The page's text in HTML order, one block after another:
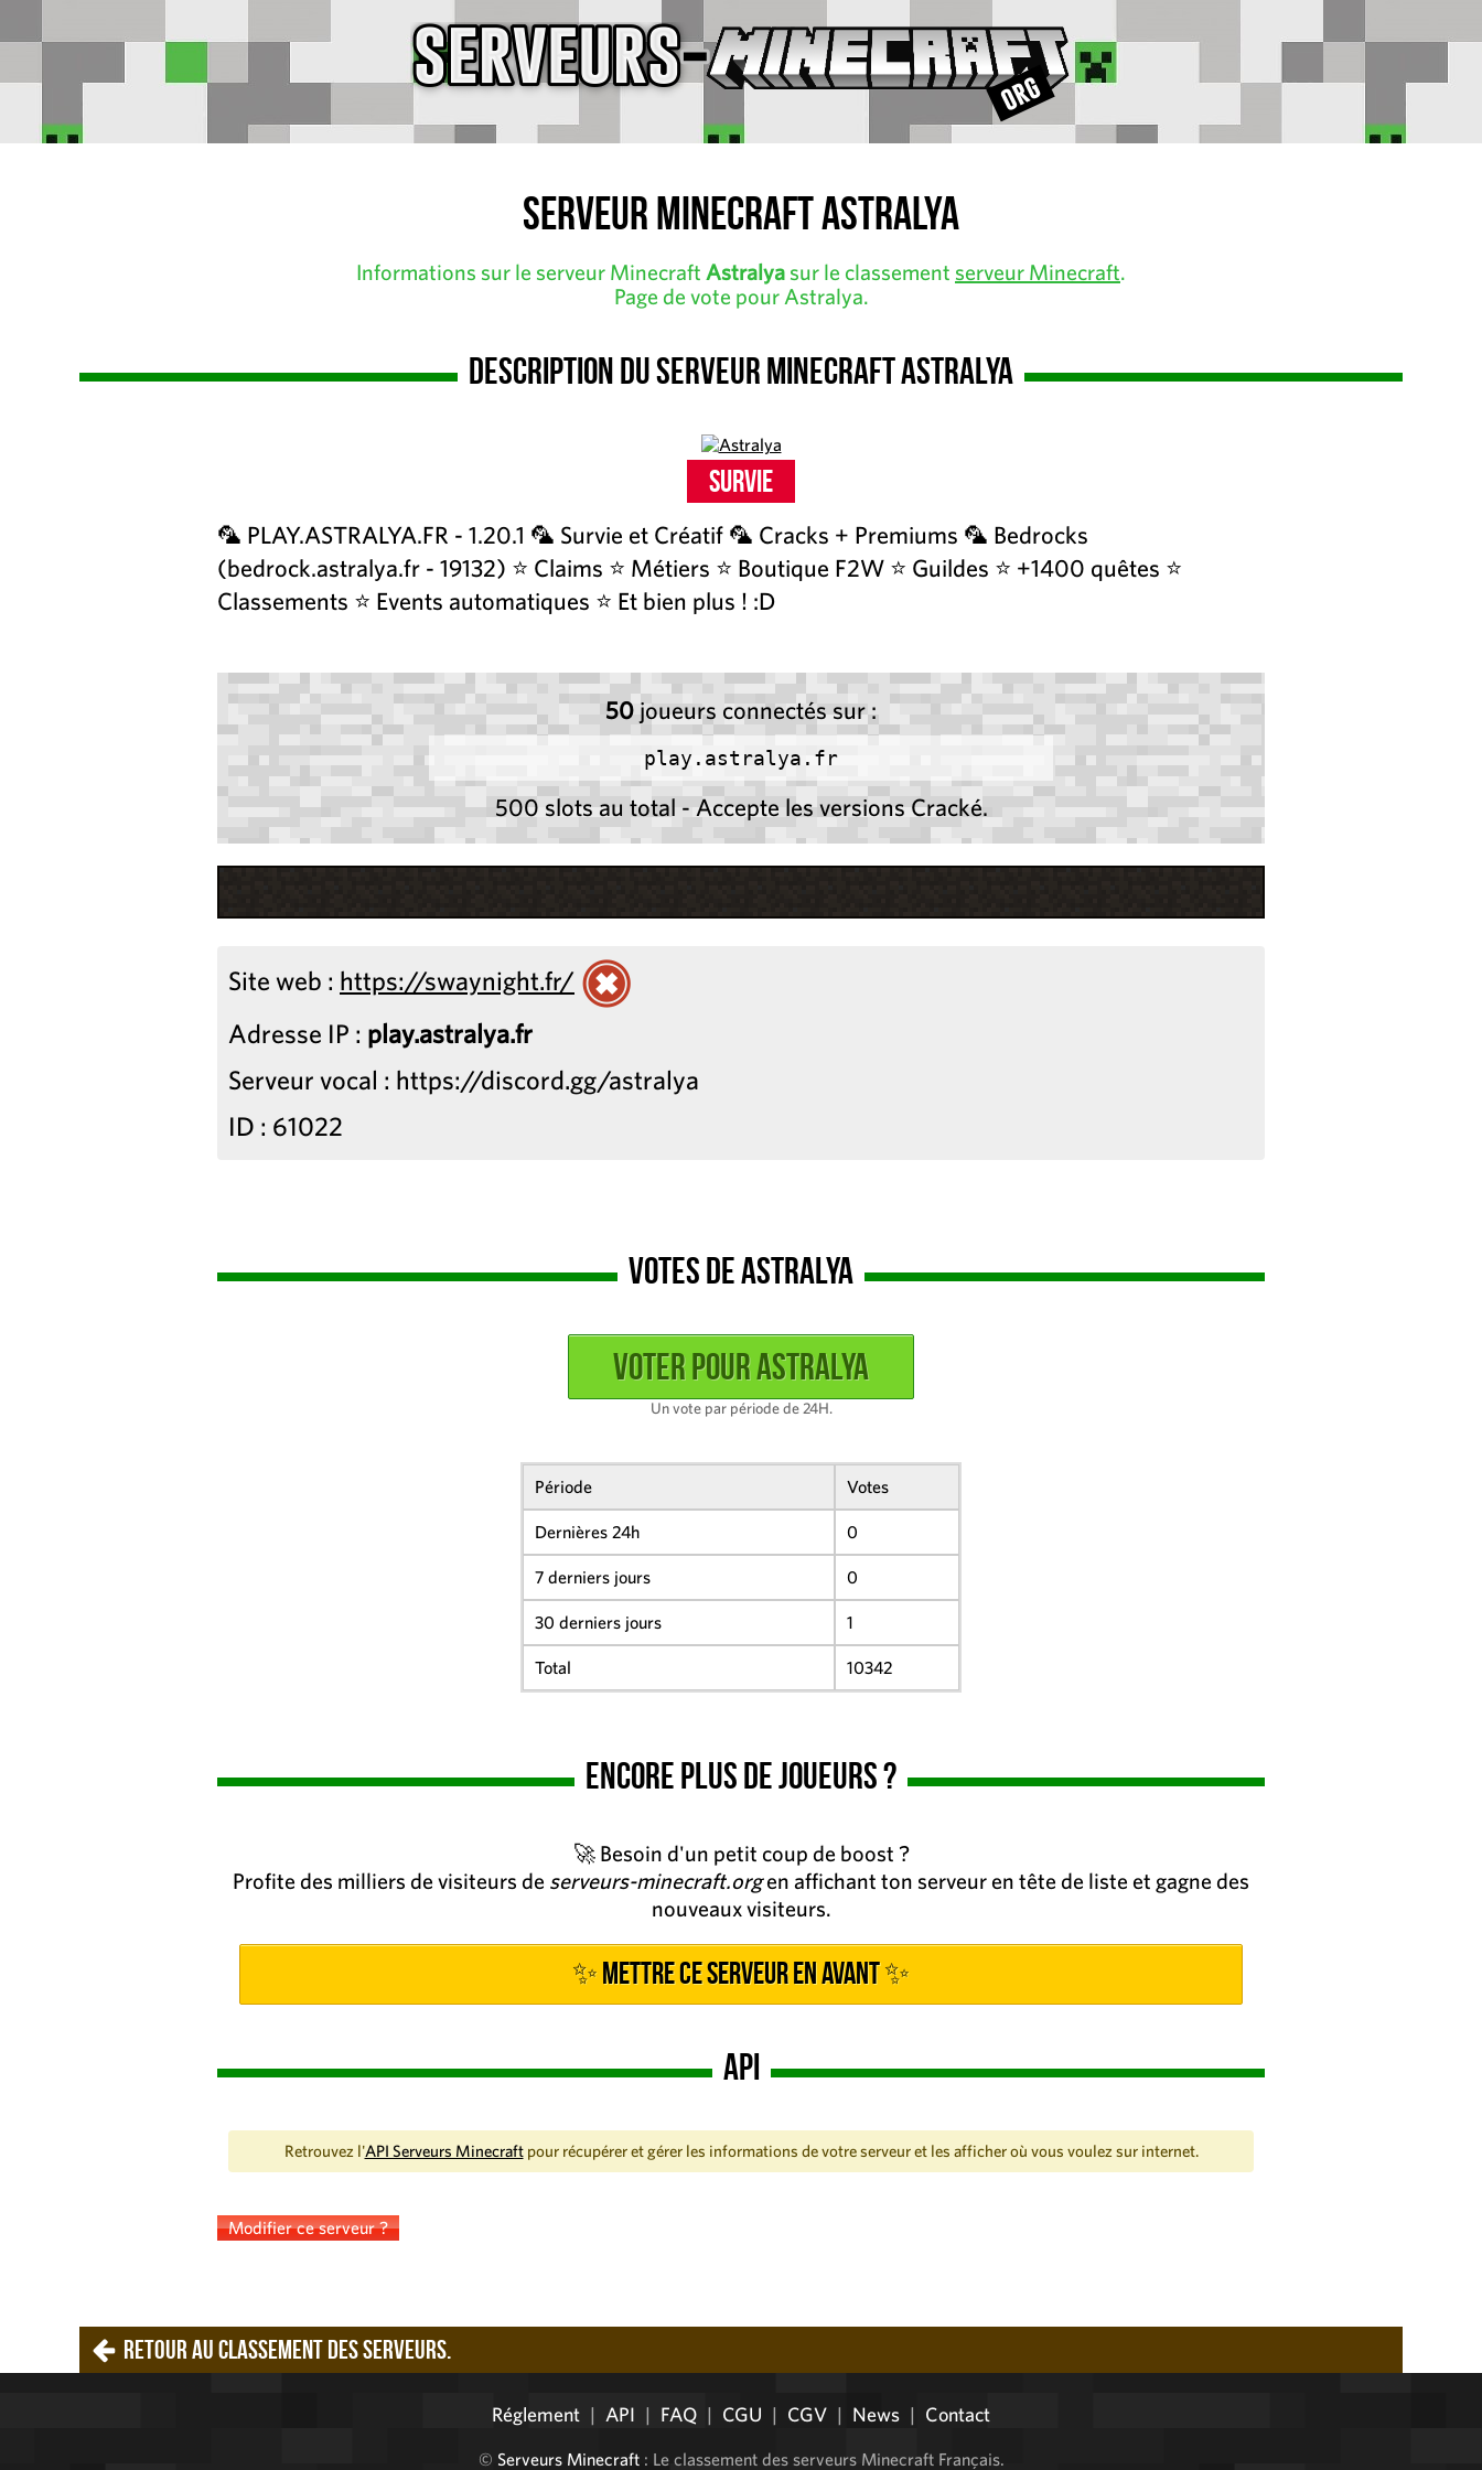
Serveur Minecraft Astralya
Informations sur le serveur Minecraft Astralya sur le classement serveur Minecraft.
Page de vote pour Astralya.
Description du serveur Minecraft Astralya
Survie
🦜 PLAY.ASTRALYA.FR - 1.20.1 🦜 Survie et Créatif 🦜 Cracks + Premiums 🦜 Bedrocks
(bedrock.astralya.fr - 19132) ⭐ Claims ⭐ Métiers ⭐ Boutique F2W ⭐ Guildes ⭐ +1400 quêtes ⭐
Classements ⭐ Events automatiques ⭐ Et bien plus ! :D
50 joueurs connectés sur :
play.astralya.fr
500 slots au total - Accepte les versions Cracké.
Site web : https://swaynight.fr/
Adresse IP : play.astralya.fr
Serveur vocal : https://discord.gg/astralya
ID : 61022
Votes de Astralya
Un vote par période de 24H.
Période Votes
Dernières 24h 0
7 derniers jours 0
30 derniers jours 1
Total 10342
Encore plus de joueurs ?
🚀 Besoin d'un petit coup de boost ?
Profite des milliers de visiteurs de serveurs-minecraft.orgen affichant ton serveur en tête de liste et gagne des
nouveaux visiteurs.
✨ Mettre ce serveur en avant ✨
API
Retrouvez l'API Serveurs Minecraftpour récupérer et gérer les informations de votre serveur et les afficher où vous voulez sur internet.
Modifier ce serveur ?
Retour au classement des serveurs.
Réglement | API | FAQ | CGU | CGV | News | Contact
© Serveurs Minecraft: Le classement des serveurs Minecraft Français.